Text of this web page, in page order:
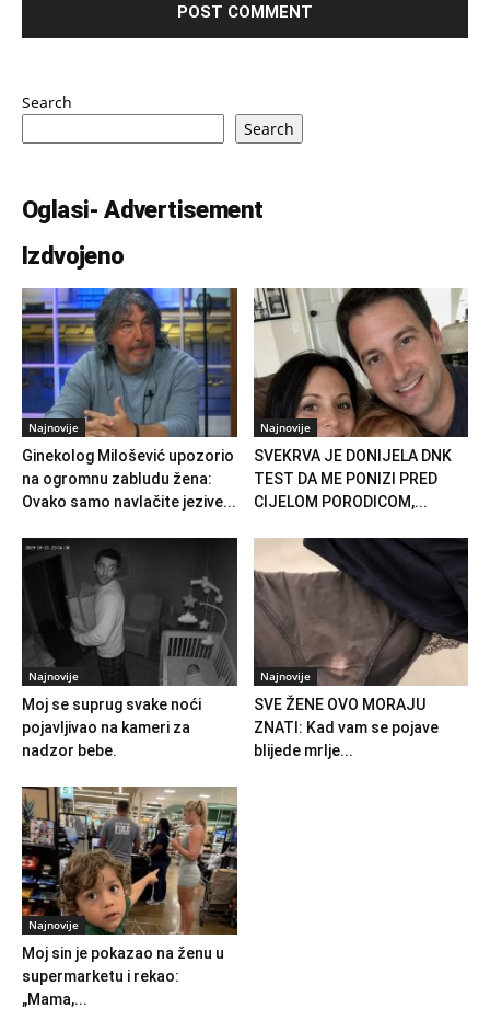
Search
Search
Oglasi- Advertisement
Izdvojeno
Najnovije
Ginekolog Milošević upozorio
na ogromnu zabludu žena:
Ovako samo navlačite jezive...
Najnovije
SVEKRVA JE DONIJELA DNK
TEST DA ME PONIZI PRED
CIJELOM PORODICOM,...
Najnovije
Moj se suprug svake noći
pojavljivao na kameri za
nadzor bebe.
Najnovije
SVE ŽENE OVO MORAJU
ZNATI: Kad vam se pojave
blijede mrlje...
Najnovije
Moj sin je pokazao na ženu u
supermarketu i rekao:
„Mama,...